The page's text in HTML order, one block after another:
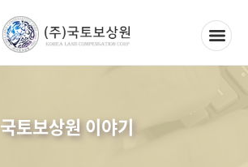
국토보상원 이야기